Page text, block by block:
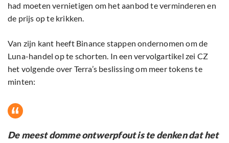
had moeten vernietigen om het aanbod te verminderen en
de prijs op te krikken.
Van zijn kant heeft Binance stappen ondernomen om de
Luna-handel op te schorten. In een vervolgartikel zei CZ
het volgende over Terra’s beslissing om meer tokens te
minten:
De meest domme ontwerpfout is te denken dat het